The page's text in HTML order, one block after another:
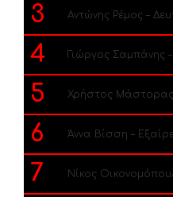
3 Αντώνης Ρέμος –
4 Γιώργος Σαμπάνης
5 Χρήστος
6 Άννα Βίσση –
7 Νίκος